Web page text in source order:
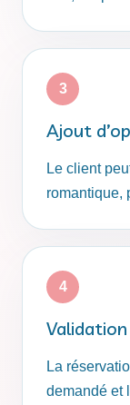
Ajout
Le client
romantique,
Validation
La
demandé et